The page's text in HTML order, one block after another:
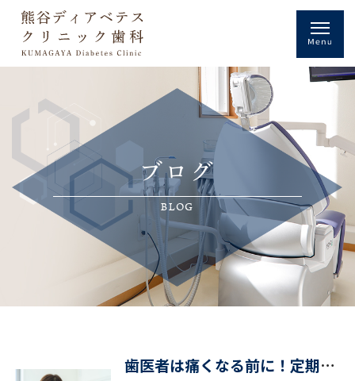
ブログ
BLOG
歯医者は痛くなる前に！定期検診でお口の病気を未然に防ぎましょう